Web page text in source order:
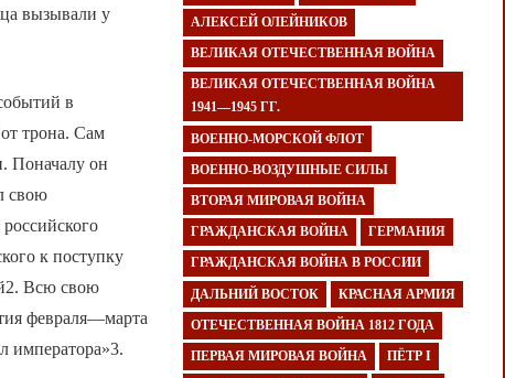
вызывали у
в
трона. Сам
Поначалу он
свою
к поступку
Всю свою
февраля—марта
императора»3.
АЛЕКСЕЙ ОЛЕЙНИКОВ
ВЕЛИКАЯ ОТЕЧЕСТВЕННАЯ ВОЙНА
ВЕЛИКАЯ ОТЕЧЕСТВЕННАЯ ВОЙНА
1941—1945 ГГ.
ВОЕННО-МОРСКОЙ ФЛОТ
ВОЕННО-ВОЗДУШНЫЕ СИЛЫ
ВТОРАЯ МИРОВАЯ ВОЙНА
ГРАЖДАНСКАЯ ВОЙНА ГЕРМАНИЯ
ГРАЖДАНСКАЯ ВОЙНА В РОССИИ
ДАЛЬНИЙ ВОСТОК КРАСНАЯ АРМИЯ
ОТЕЧЕСТВЕННАЯ ВОЙНА 1812 ГОДА
ПЕРВАЯ МИРОВАЯ ВОЙНА ПЁТР I